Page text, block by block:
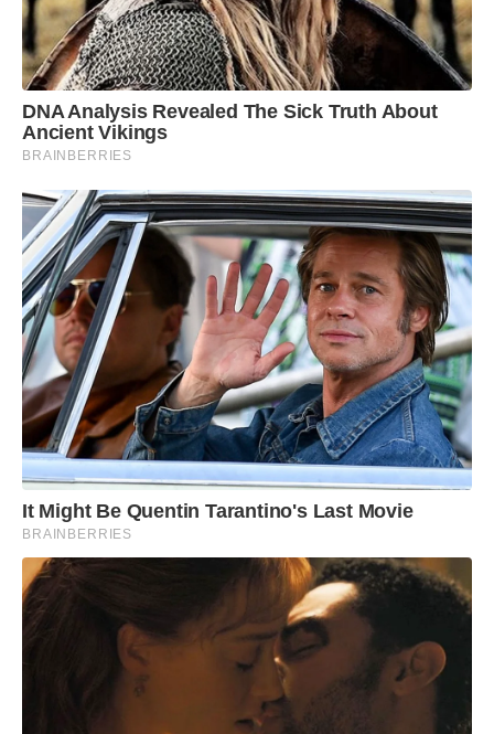
DNA Analysis Revealed The Sick Truth About
Ancient Vikings
BRAINBERRIES
It Might Be Quentin Tarantino's Last Movie
BRAINBERRIES